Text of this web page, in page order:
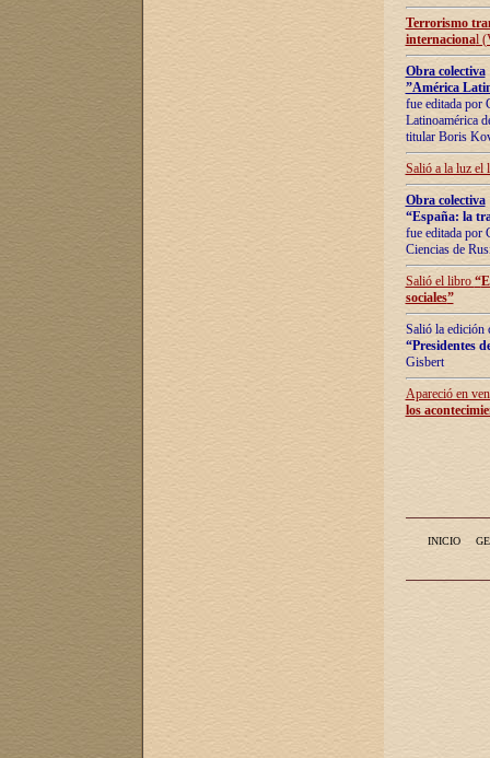
Terrorismo
internacional
Obra colectiva
”América
fue editada por
Latinoamérica
titular Boris
Salió a la luz el
Obra colectiva
“España: la
fue editada por
Ciencias de
Salió el libro “
sociales”
Salió la edición
“Presidentes
Gisbert
Apareció en
los
INICIO